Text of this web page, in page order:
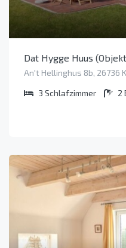
Dat Hygge Huus
An't Hellinghus 8b, 26736
3 Schlafzimmer 2